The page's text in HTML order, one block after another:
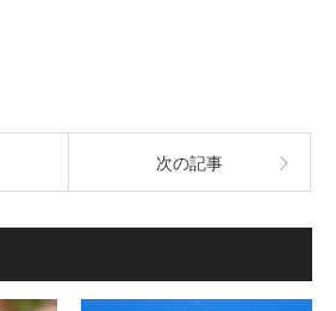
次の記事